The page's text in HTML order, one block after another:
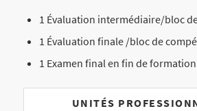
1 Évaluation intermédiaire/bloc
1 Évaluation finale /bloc de
1 Examen final en fin de formation
UNITÉS